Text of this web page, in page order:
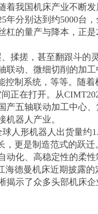
我国机床产业不断
分别达到约5000台
的量产与降本，正
揉搓，甚至翻跟斗的
动、微细切削的加
制系统，等等。随着
正在打开。从
五轴联动加工中心
机器人产业。
人形机器人出货量约
更是制造范式的跃
化、高稳定性的柔
德曼机床近期披露
示了众多头部机床